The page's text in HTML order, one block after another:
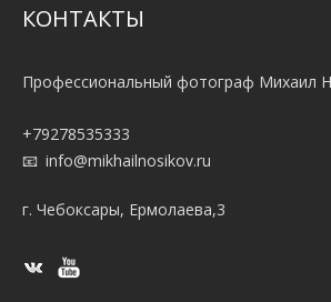
КОНТАКТЫ
Профессиональный фотограф Михаил
+79278535333
info@mikhailnosikov.ru
г. Чебоксары, Ермолаева,3